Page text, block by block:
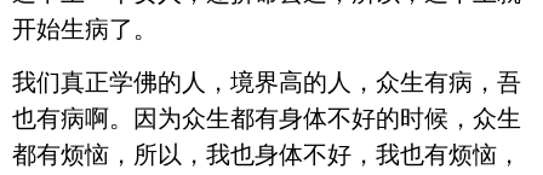
开始生病了。
我们真正学佛的人，境界高的人，众生有病，吾
也有病啊。因为众生都有身体不好的时候，众生
都有烦恼，所以，我也身体不好，我也有烦恼，